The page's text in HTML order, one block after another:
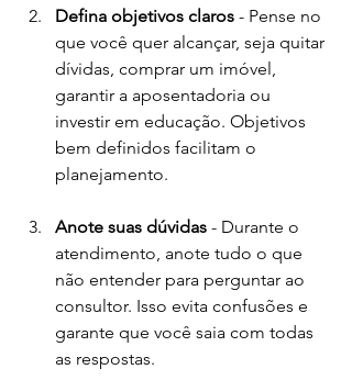
Defina objetivos claros - Pense no
que você quer alcançar, seja quitar
dívidas, comprar um imóvel,
garantir a aposentadoria ou
investir em educação. Objetivos
bem definidos facilitam o
planejamento.
Anote suas dúvidas - Durante o
atendimento, anote tudo o que
não entender para perguntar ao
consultor. Isso evita confusões e
garante que você saia com todas
as respostas.